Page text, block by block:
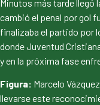
Minutos más tarde llegó
cambió el penal por gol
finalizaba el partido por
donde Juventud
y en la próxima fase
Figura: Marcelo
llevarse este